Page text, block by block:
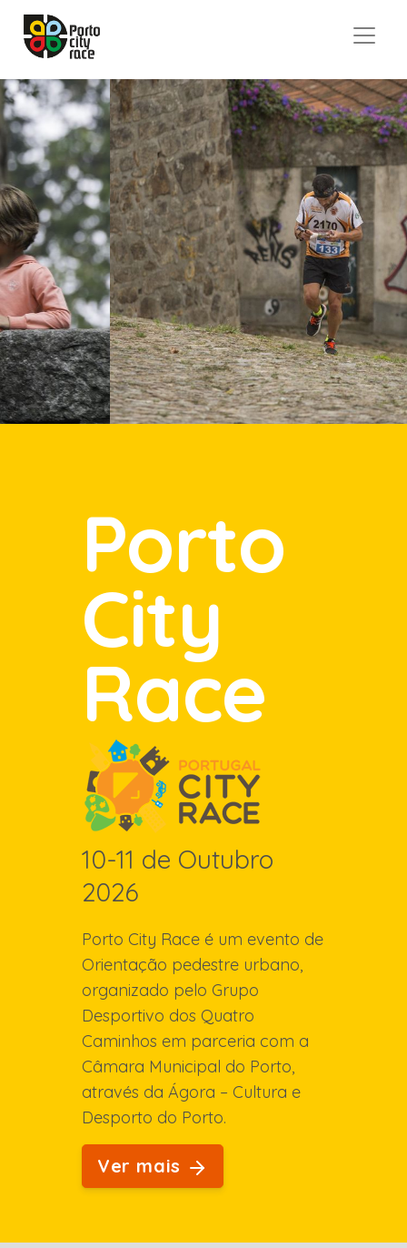
Porto
City
Race
10-11 de Outubro
2026
Porto City Race é um evento de
Orientação pedestre urbano,
organizado pelo Grupo
Desportivo dos Quatro
Caminhos em parceria com a
Câmara Municipal do Porto,
através da Ágora – Cultura e
Desporto do Porto.
Ver mais